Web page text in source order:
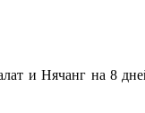
и Нячанг на 8